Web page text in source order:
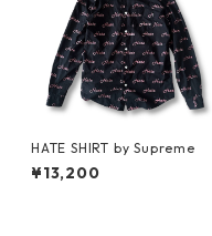
HATE SHIRT by Supreme
¥13,200